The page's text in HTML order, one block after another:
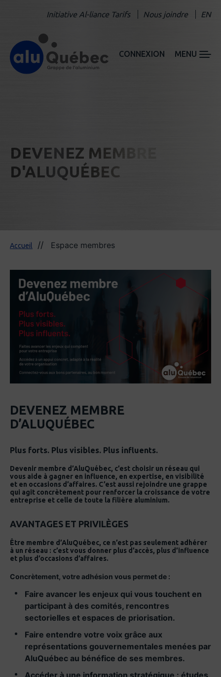
Initiative Al-liance Tarifs Nous joindre EN
CONNEXION MENU
DEVENEZ MEMBRE
D'ALUQUÉBEC
Accueil Espace membres
DEVENEZ MEMBRE
D’ALUQUÉBEC
Plus forts. Plus visibles. Plus influents.
Devenir membre d’AluQuébec, c’est choisir un réseau qui
vous aide à gagner en influence, en expertise, en visibilité
et en occasions d’affaires. C’est aussi rejoindre une grappe
qui agit concrètement pour renforcer la croissance de votre
entreprise et celle de toute la filière aluminium.
AVANTAGES ET PRIVILÈGES
Être membre d’AluQuébec, ce n’est pas seulement adhérer
à un réseau : c’est vous donner plus d’accès, plus d’influence
et plus d’occasions d’affaires.
Concrètement, votre adhésion vous permet de :
Faire avancer les enjeux qui vous touchent en
participant à des comités, rencontres
sectorielles et espaces de priorisation.
Faire entendre votre voix grâce aux
représentations gouvernementales menées par
AluQuébec au bénéfice de ses membres.